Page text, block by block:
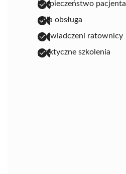
bezpieczeństwo pacjenta
miła obsługa
doświadczeni ratownicy
praktyczne szkolenia